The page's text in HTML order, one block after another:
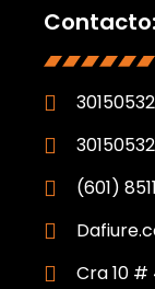
Contacto:
(601)
Cra 10